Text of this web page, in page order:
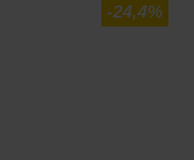
-24,4%